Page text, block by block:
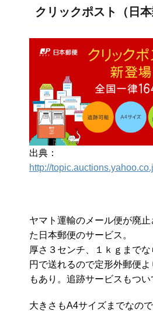
クリックポスト（日本
出典：
http://
ヤマト運輸のメール便が廃
た日本郵便のサービス。
厚さ３センチ、１ｋｇまで
円で送れるので定形外郵便
もあり。追跡サービスもつい
大きさもA4サイズまでなの